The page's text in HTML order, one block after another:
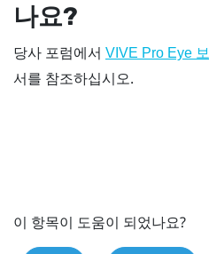
나요?
당사 포럼에서 VIVE Pro Eye
서를 참조하십시오.
이 항목이 도움이 되었나요?